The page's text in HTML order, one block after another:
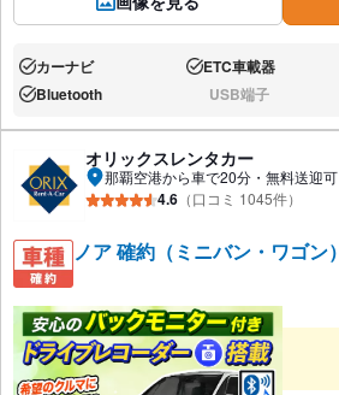
あり:カーナビ あり:ETC車載器
あり:Bluetooth なし:USB端子
オリックスレンタカー
那覇空港から車で20分・無料送迎可
4.6 （口コミ 1045件）
ノア 確約（ミニバン・ワゴン）